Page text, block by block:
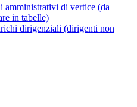
amministrativi di vertice (da
in tabelle)
dirigenziali (dirigenti non